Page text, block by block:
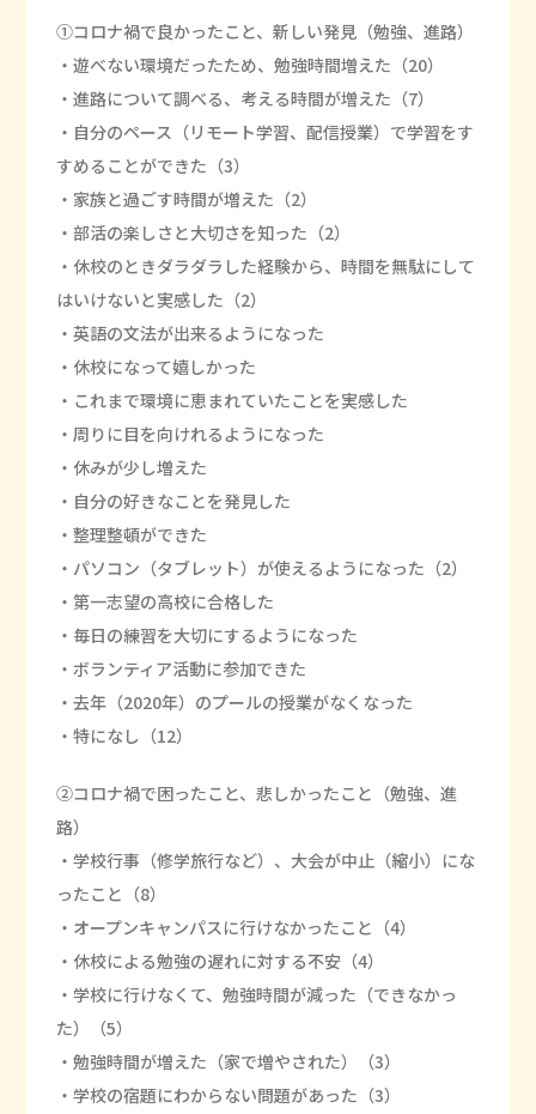
①コロナ禍で良かったこと、新しい発見（勉強、進路）
・遊べない環境だったため、勉強時間増えた（20）
・進路について調べる、考える時間が増えた（7）
・自分のペース（リモート学習、配信授業）で学習をす
すめることができた（3）
・家族と過ごす時間が増えた（2）
・部活の楽しさと大切さを知った（2）
・休校のときダラダラした経験から、時間を無駄にして
はいけないと実感した（2）
・英語の文法が出来るようになった
・休校になって嬉しかった
・これまで環境に恵まれていたことを実感した
・周りに目を向けれるようになった
・休みが少し増えた
・自分の好きなことを発見した
・整理整頓ができた
・パソコン（タブレット）が使えるようになった（2）
・第一志望の高校に合格した
・毎日の練習を大切にするようになった
・ボランティア活動に参加できた
・去年（2020年）のプールの授業がなくなった
・特になし（12）
②コロナ禍で困ったこと、悲しかったこと（勉強、進
路）
・学校行事（修学旅行など）、大会が中止（縮小）にな
ったこと（8）
・オープンキャンパスに行けなかったこと（4）
・休校による勉強の遅れに対する不安（4）
・学校に行けなくて、勉強時間が減った（できなかっ
た）（5）
・勉強時間が増えた（家で増やされた）（3）
・学校の宿題にわからない問題があった（3）